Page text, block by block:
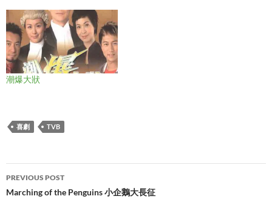
潮爆大狀
喜劇 TVB
Post
navigation
PREVIOUS POST
Marching of the Penguins 小企鵝大長征